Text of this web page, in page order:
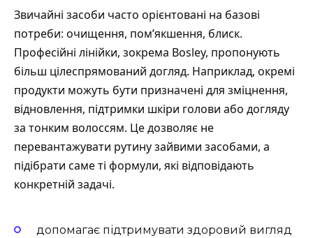
Звичайні засоби часто орієнтовані на базові
потреби: очищення, пом’якшення, блиск.
Професійні лінійки, зокрема Bosley, пропонують
більш цілеспрямований догляд. Наприклад, окремі
продукти можуть бути призначені для зміцнення,
відновлення, підтримки шкіри голови або догляду
за тонким волоссям. Це дозволяє не
перевантажувати рутину зайвими засобами, а
підібрати саме ті формули, які відповідають
конкретній задачі.
допомагає підтримувати здоровий вигляд